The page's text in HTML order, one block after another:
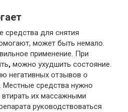
средства для снятия
может быть немало.
применение. При
, можно ухудшить состояние.
негативных отзывов о
Местные средства нужно
втирать их массажными
руководствоваться